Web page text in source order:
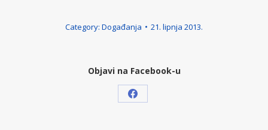
Category: Događanja 21. lipnja 2013.
Objavi na Facebook-u
Share